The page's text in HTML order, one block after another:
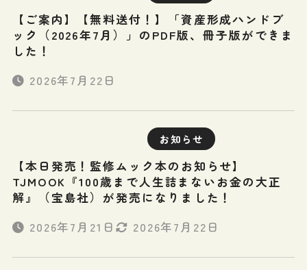
【ご案内】【無料送付！】「資産形成ハンドブ
ック（2026年7月）」のPDF版、冊子版ができま
した！
2026年7月22日
お知らせ
【本日発売！監修ムック本のお知らせ】
TJMOOK『100歳まで人生詰まないお金の大正
解』（宝島社）が発売になりました！
2026年7月21日
2026年7月22日